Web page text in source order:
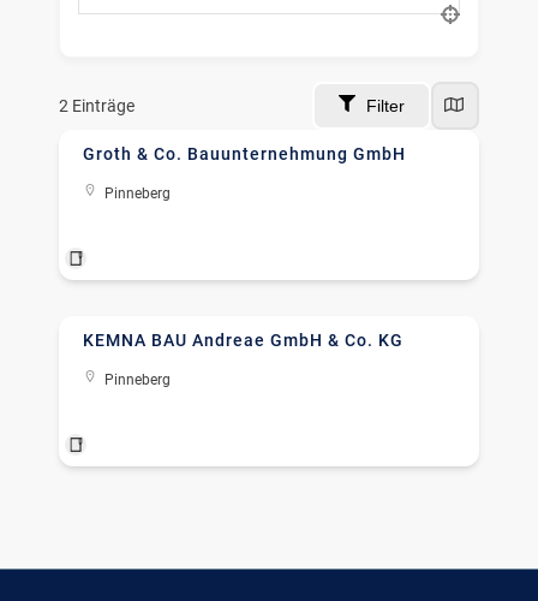
2 Einträge Filter
Groth & Co. Bauunternehmung GmbH
Pinneberg
KEMNA BAU Andreae GmbH & Co. KG
Pinneberg